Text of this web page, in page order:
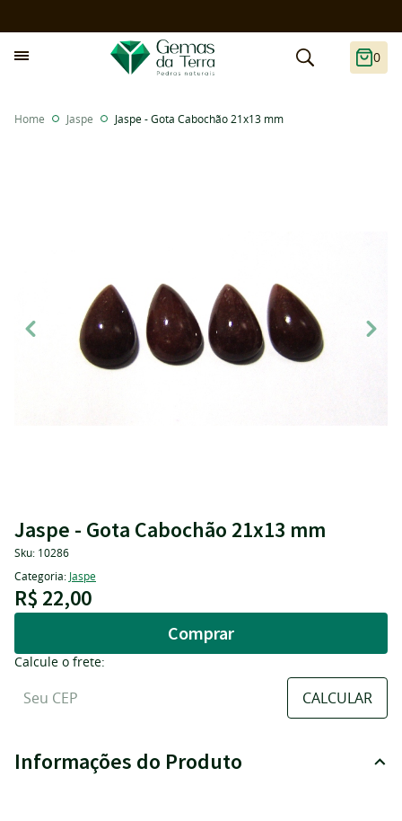
0
Home Jaspe Jaspe - Gota Cabochão 21x13 mm
Jaspe - Gota Cabochão 21x13 mm
Sku: 10286
Categoria: Jaspe
R$ 22,00
Comprar
Calcule o frete:
Informações do Produto